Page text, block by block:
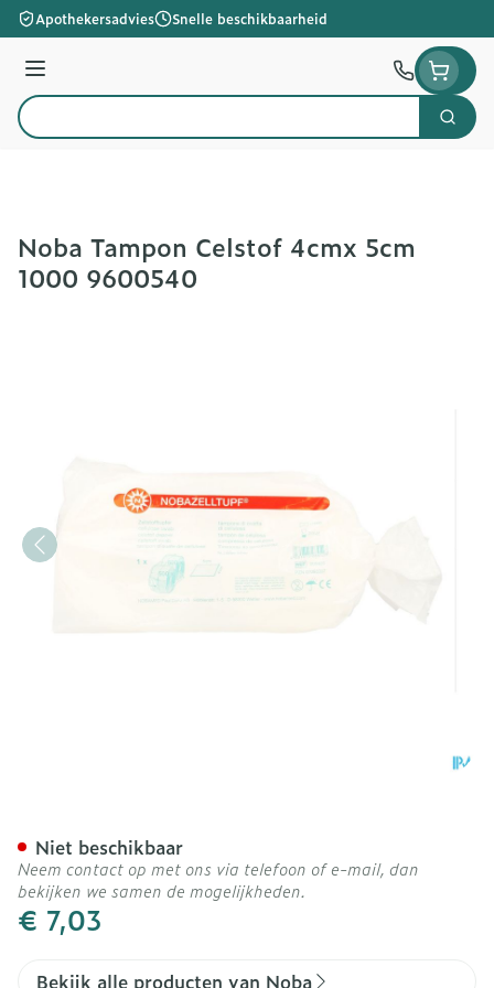
Ga naar de inhoud
Apothekersadvies Snelle beschikbaarheid
Menu
Product, merk, categorie...
Zoek
Noba Tampon Celstof 4cmx 5cm
1000 9600540
€ 7,03
Niet beschikbaar
Neem contact op met ons via telefoon of e-mail, dan
bekijken we samen de mogelijkheden.
Bekijk alle producten van Noba